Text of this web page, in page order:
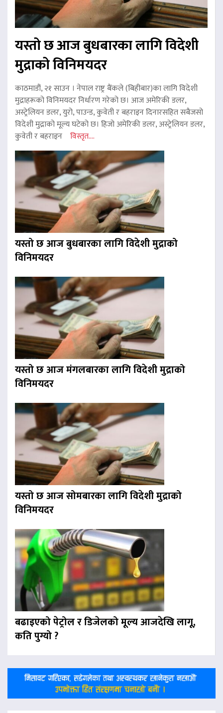
यस्तो छ आज बुधबारका लागि विदेशी
मुद्राको विनिमयदर
काठमाडौं, २१ साउन । नेपाल राष्ट्र बैंकले (बिहीबार)का लागि विदेशी
मुद्राहरूको विनिमयदर निर्धारण गरेको छ। आज अमेरिकी डलर,
अस्ट्रेलियन डलर, युरो, पाउन्ड, कुवेती र बहराइन दिनारसहित सबैजसो
विदेशी मुद्राको मूल्य घटेको छ। हिजो अमेरिकी डलर, अस्ट्रेलियन डलर,
कुवेती र बहराइन विस्तृत....
यस्तो छ आज बुधबारका लागि विदेशी मुद्राको
विनिमयदर
यस्तो छ आज मंगलबारका लागि विदेशी मुद्राको
विनिमयदर
यस्तो छ आज सोमबारका लागि विदेशी मुद्राको
विनिमयदर
बढाइएको पेट्रोल र डिजेलको मूल्य आजदेखि लागू,
कति पुग्यो ?